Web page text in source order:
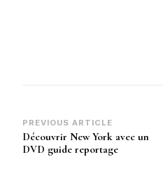
Post
Navigation
PREVIOUS ARTICLE
Découvrir New York avec un
DVD guide reportage